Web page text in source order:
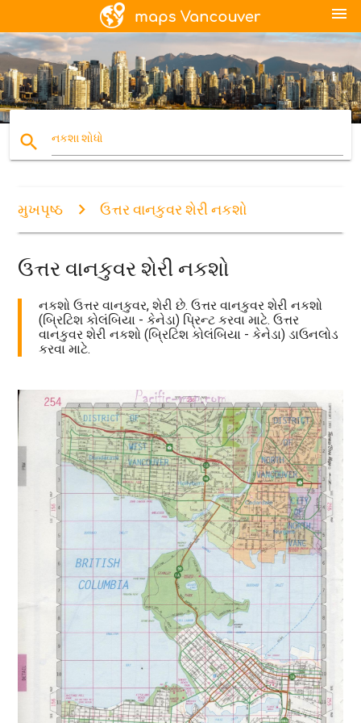
menu
search નકશા શોધો
મુખપૃષ્ઠ ઉત્તર વાનકુવર શેરી નકશો
ઉત્તર વાનકુવર શેરી નકશો
નકશો ઉત્તર વાનકુવર, શેરી છે. ઉત્તર વાનકુવર શેરી નકશો
(બ્રિટિશ કોલંબિયા - કેનેડા) પ્રિન્ટ કરવા માટે. ઉત્તર
વાનકુવર શેરી નકશો (બ્રિટિશ કોલંબિયા - કેનેડા) ડાઉનલોડ
કરવા માટે.